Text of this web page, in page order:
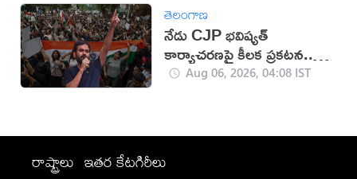
తెలంగాణ
నేడు CJP భవిష్యత్
కార్యాచరణపై కీలక ప్రకటన..
దేశవ్యాప్తంగా తీవ్ర ఉత్కంఠ
Aug 06, 2026, 04:08 IST
రాష్ట్రాలు ఇతర కేటగిరీలు